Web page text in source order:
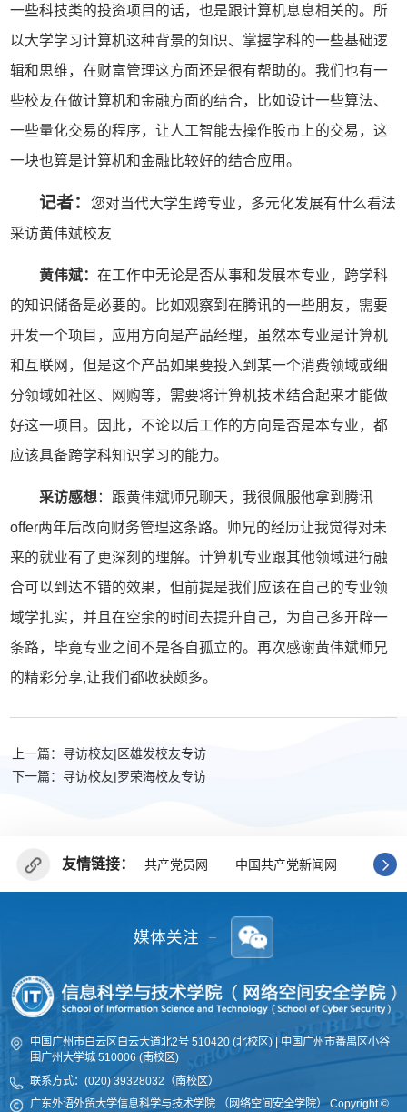
一些科技类的投资项目的话，也是跟计算机息息相关的。所
以大学学习计算机这种背景的知识、掌握学科的一些基础逻
辑和思维，在财富管理这方面还是很有帮助的。我们也有一
些校友在做计算机和金融方面的结合，比如设计一些算法、
一些量化交易的程序，让人工智能去操作股市上的交易，这
一块也算是计算机和金融比较好的结合应用。
记者：
您对当代大学生跨专业，多元化发展有什么看法
采访黄伟斌校友
黄伟斌： 在工作中无论是否从事和发展本专业，跨学科
的知识储备是必要的。比如观察到在腾讯的一些朋友，需要
开发一个项目，应用方向是产品经理，虽然本专业是计算机
和互联网，但是这个产品如果要投入到某一个消费领域或细
分领域如社区、网购等，需要将计算机技术结合起来才能做
好这一项目。因此，不论以后工作的方向是否是本专业，都
应该具备跨学科知识学习的能力。
采访感想：跟黄伟斌师兄聊天，我很佩服他拿到腾讯
offer两年后改向财务管理这条路。师兄的经历让我觉得对未
来的就业有了更深刻的理解。计算机专业跟其他领域进行融
合可以到达不错的效果，但前提是我们应该在自己的专业领
域学扎实，并且在空余的时间去提升自己，为自己多开辟一
条路，毕竟专业之间不是各自孤立的。再次感谢黄伟斌师兄
的精彩分享,让我们都收获颇多。
上一篇：寻访校友|区雄发校友专访
下一篇：寻访校友|罗荣海校友专访
友情链接： 共产党员网 中国共产党新闻网 广东
中国广州市白云区白云大道北2号 510420 (北校区) | 中国广州市番禺区小谷
围广州大学城 510006 (南校区)
联系方式：(020) 39328032（南校区）
广东外语外贸大学信息科学与技术学院 （网络空间安全学院）Copyright ©
媒体关注